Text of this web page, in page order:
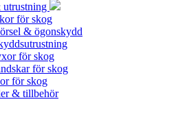
utrustning
för skog
& ögonskydd
för skog
för skog
för skog
& tillbehör